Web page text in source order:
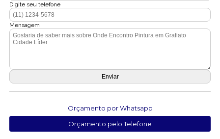
Digite seu telefone
Mensagem
Orçamento por Whatsapp
Orçamento pelo Telefone